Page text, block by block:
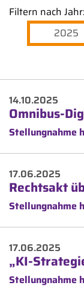
Filtern nach Jahr:
2025
14.10.2025
Omnibus-
Stellungnahme
17.06.2025
Rechtsakt
Stellungnahme
17.06.2025
„KI-
Stellungnahme